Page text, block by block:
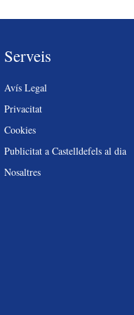
Serveis
Avís Legal
Privacitat
Cookies
Publicitat a Castelldefels al dia
Nosaltres